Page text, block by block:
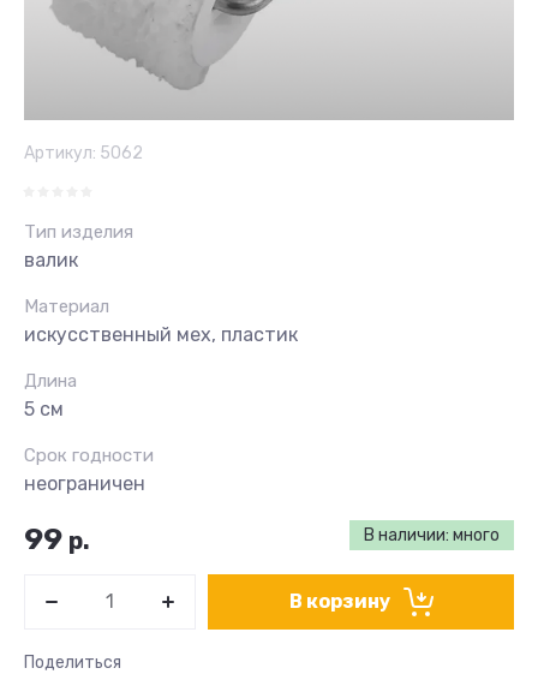
Артикул: 5062
Тип изделия
валик
Материал
искусственный мех, пластик
Длина
5 см
Срок годности
неограничен
В наличии: много
99 р.
В корзину
Поделиться